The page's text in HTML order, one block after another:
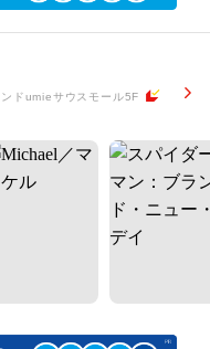
ドumieサウスモール5F